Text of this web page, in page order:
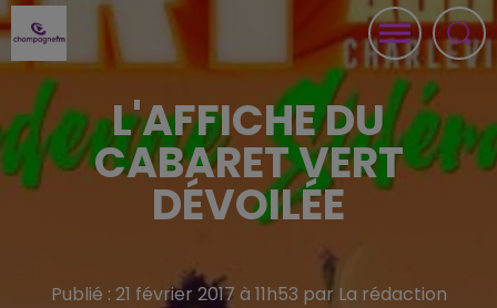
L'AFFICHE DU
CABARET VERT
DÉVOILÉE
Publié : 21 février 2017 à 11h53 par La rédaction